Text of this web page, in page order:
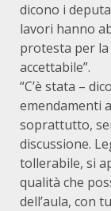
dicono i
lavori hanno
protesta per
accettabile”.
“C’è stata –
emendamenti
soprattutto,
discussione.
tollerabile, si
qualità che
dell’aula, con